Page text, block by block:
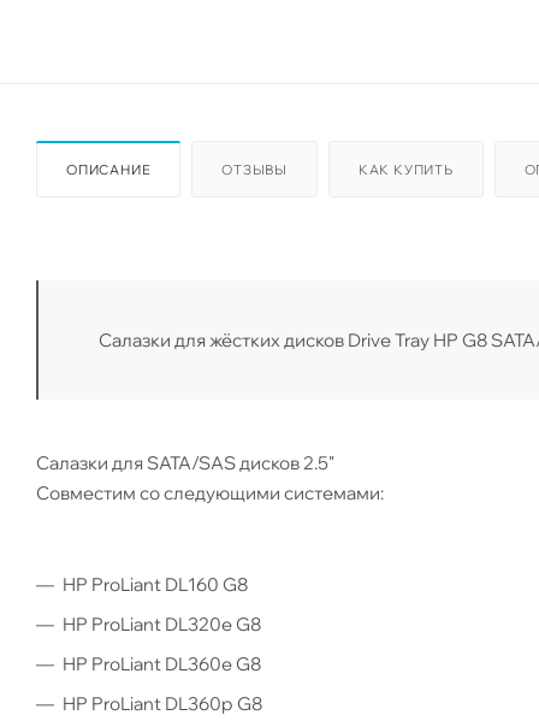
ОПИСАНИЕ ОТЗЫВЫ КАК КУПИТЬ
Салазки для жёстких дисков Drive Tray HP G8
Салазки для SATA/SAS дисков 2.5"
Совместим со следующими системами:
HP ProLiant DL160 G8
HP ProLiant DL320e G8
HP ProLiant DL360e G8
HP ProLiant DL360p G8